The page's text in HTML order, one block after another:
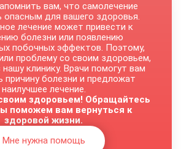
вам, что самолечение
для вашего здоровья.
лечение может привести к
болезни или появлению
побочных эффектов. Поэтому,
проблему со своим здоровьем,
клинику. Врачи помогут вам
причину болезни и предложат
наилучшее лечение.
здоровьем! Обращайтесь
поможем вам вернуться к
здоровой жизни.
Мне нужна помощь